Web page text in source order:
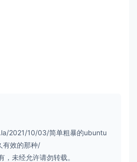
2021/10/03/简单粗暴的ubuntu
有效的那种/
，未经允许请勿转载。